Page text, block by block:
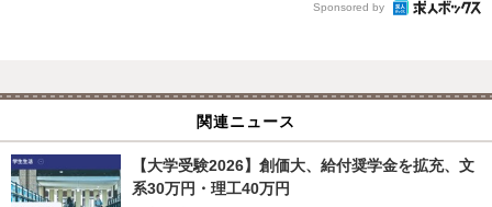
Sponsored by
関連ニュース
【大学受験2026】創価大、給付奨学金を拡充、文
系30万円・理工40万円